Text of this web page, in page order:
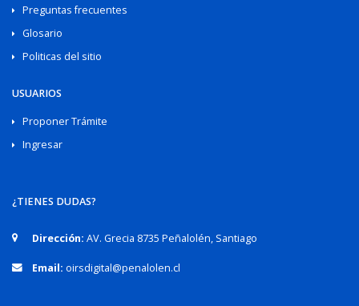
Preguntas frecuentes
Glosario
Politicas del sitio
USUARIOS
Proponer Trámite
Ingresar
¿TIENES DUDAS?
Dirección: AV. Grecia 8735 Peñalolén, Santiago
Email: oirsdigital@penalolen.cl